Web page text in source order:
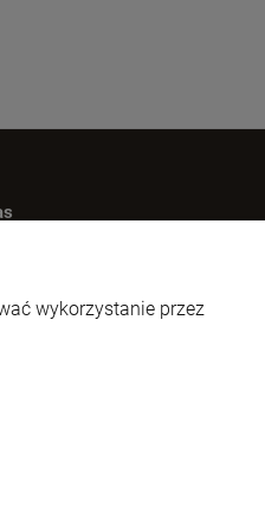
i wyróżnienia
wykorzystanie przez